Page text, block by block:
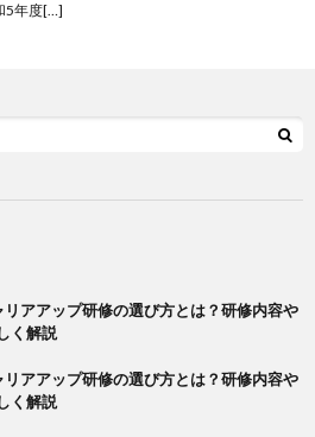
5年度[…]
アアップ研修の選び方とは？研修内容や
く解説
アアップ研修の選び方とは？研修内容や
く解説